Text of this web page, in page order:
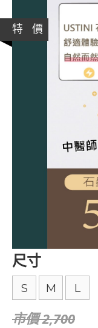
特 價
尺寸
S M L
市價 2,700